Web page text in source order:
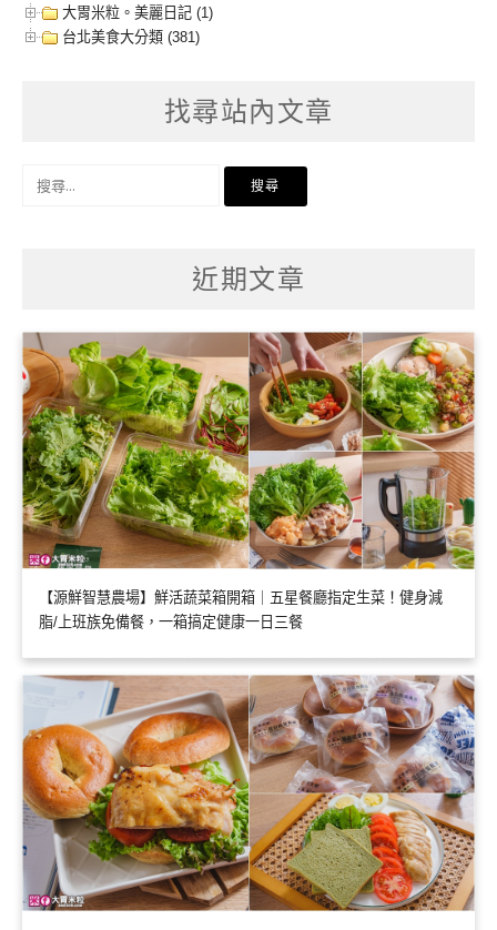
大胃米粒。美麗日記 (1)
台北美食大分類 (381)
找尋站內文章
近期文章
【源鮮智慧農場】鮮活蔬菜箱開箱｜五星餐廳指定生菜！健身減
脂/上班族免備餐，一箱搞定健康一日三餐